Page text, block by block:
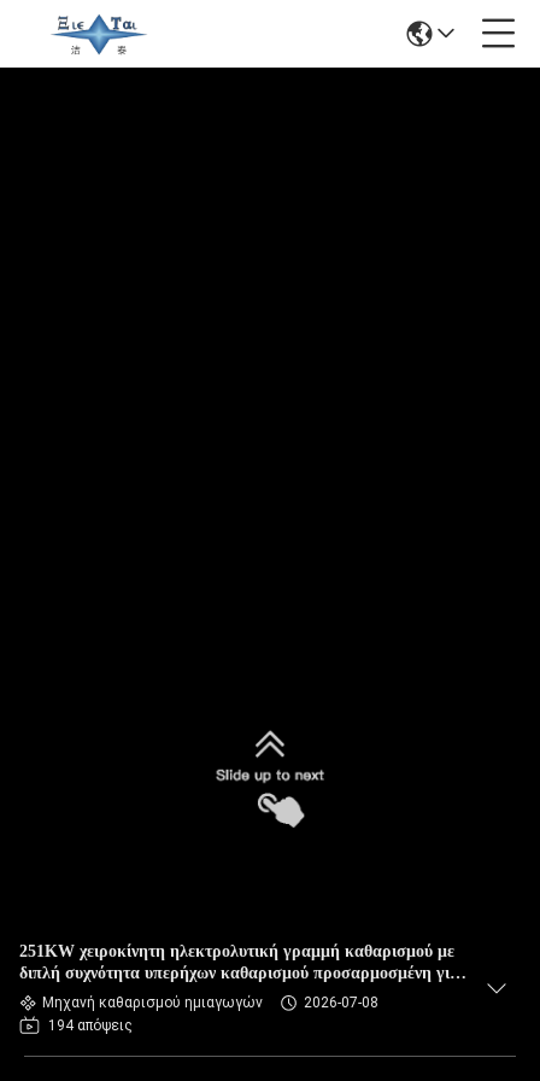
251KW χειροκίνητη ηλεκτρολυτική γραμμή καθαρισμού με
διπλή συχνότητα υπερήχων καθαρισμού προσαρμοσμένη για
το σώμα βαλβίδας και τα εξαρτήματα ημιαγωγών
Μηχανή καθαρισμού ημιαγωγών
2026-07-08
194 απόψεις